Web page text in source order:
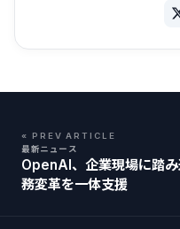
« PREV ARTICLE
最新ニュース
OpenAI、企業現場に踏
務変革を一体支援